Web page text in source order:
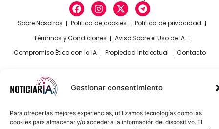
Gestionar consentimiento
Para ofrecer las mejores experiencias, utilizamos tecnologías como las
cookies para almacenar y/o acceder a la información del dispositivo. El
Sobre Nosotros Política de cookies
Política de privacidad
Términos y Condiciones
Aviso Sobre el Uso de IA
Compromiso Ético con la IA
Propiedad Intelectual Contacto